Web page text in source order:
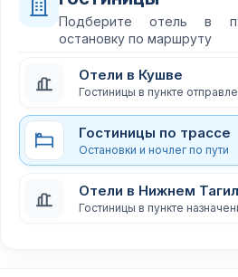
Подберите отель в
остановку по маршруту
Отели в Кушве
Гостиницы в пункте
Гостиницы по трассе
Остановки и ночлег по пути
Отели в Нижнем
Гостиницы в пункте